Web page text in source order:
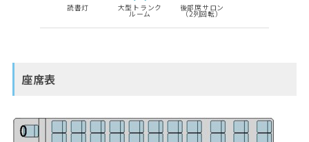
読書灯 大型トランク
ルーム
後部席サロン
（2列回転）
座席表